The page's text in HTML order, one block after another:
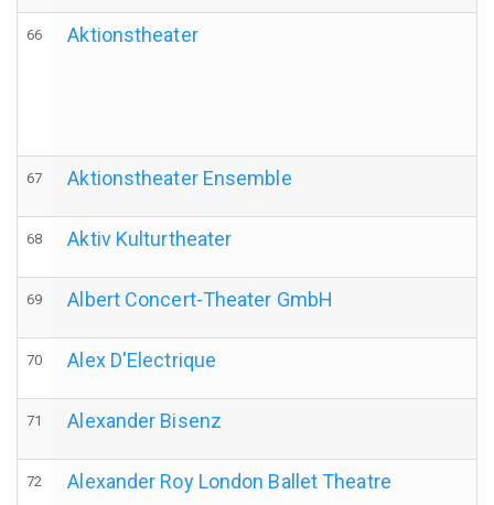
66 Aktionstheater
67 Aktionstheater Ensemble
68 Aktiv Kulturtheater
69 Albert Concert-Theater GmbH
70 Alex D'Electrique
71 Alexander Bisenz
72 Alexander Roy London Ballet Theatre